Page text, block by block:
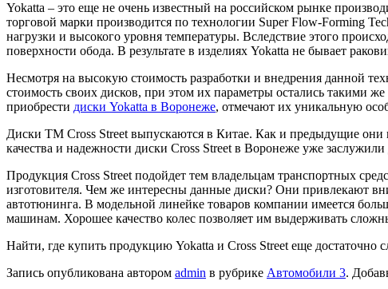
Yokatta – это еще не очень известный на российском рынке
торговой марки производится по технологии Super Flow-Forming
нагрузки и высокого уровня температуры. Вследствие этого
поверхности обода. В результате в изделиях Yokatta не бывает
Несмотря на высокую стоимость разработки и внедрения данной
стоимость своих дисков, при этом их параметры остались такими
приобрести диски Yokatta в Воронеже, отмечают их уникальную
Диски ТМ Cross Street выпускаются в Китае. Как и предыдущие они
качества и надежности диски Cross Street в Воронеже уже
Продукция Cross Street подойдет тем владельцам транспортных
изготовителя. Чем же интересны данные диски? Они привлекают
автотюнинга. В модельной линейке товаров компании имеется
машинам. Хорошее качество колес позволяет им выдерживать
Найти, где купить продукцию Yokatta и Cross Street еще достаточно
Запись опубликована автором admin в рубрике Автомобили 3.